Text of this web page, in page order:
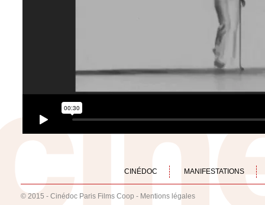
CINÉDOC MANIFESTATIONS
© 2015 - Cinédoc Paris Films Coop - Mentions légales